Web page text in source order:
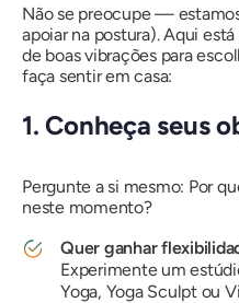
Não se preocupe —
apoiar na postura). Aqui
de boas vibrações para
faça sentir em casa:
1. Conheça seus
Pergunte a si mesmo: Por
neste momento?
Quer ganhar
Experimente um
Yoga, Yoga Sculpt ou